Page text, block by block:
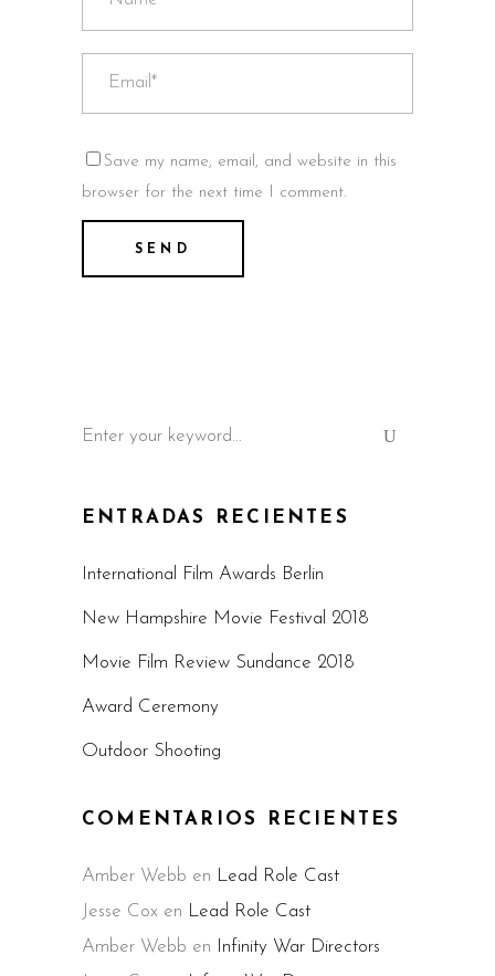
Save my name, email, and website in this
browser for the next time I comment.
for:
ENTRADAS RECIENTES
International Film Awards Berlin
New Hampshire Movie Festival 2018
Movie Film Review Sundance 2018
Award Ceremony
Outdoor Shooting
COMENTARIOS RECIENTES
Amber Webb en Lead Role Cast
Jesse Cox en Lead Role Cast
Amber Webb en
Infinity War Directors